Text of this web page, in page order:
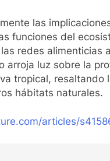
las
funciones del
redes alimenticias
arroja luz sobre la
tropical,
hábitats naturales.
articles/